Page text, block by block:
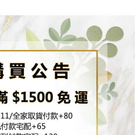
可選擇「超商條碼／台灣大直營門市／銀行轉
」等通路繳費。
份有限公司」（以下簡稱本公司）所提供，讓
購買商品或服務，並由商店將買賣／分期付款
依約使用本公司帳單繳交帳款。
你分期」之契約關係目的，商店將以您的個人
）提供予台灣大哥大進項蒐集、處理及利用，
以下連結：https://oppay.tw/userRule
先享後付」後，將跳轉至「AFTEE先享後付」
金額後，即可完成結帳。
到繳費通知簡訊。
內，點擊此簡訊中的連結，可透過四大超商／
進行付款，方視為交易完成。
不需立刻繳費，但若您需要取消訂單，請聯絡
意取消之訂單仍視為有效，需透過AFTEE先享
先享後付 」之結帳頁面顯示為準，若有關於
欲退款等相關疑問，請聯繫「AFTEE先享後付
support/home
含以上)免運費
含以上)免運費
含以上)免運費
含以上)免運費